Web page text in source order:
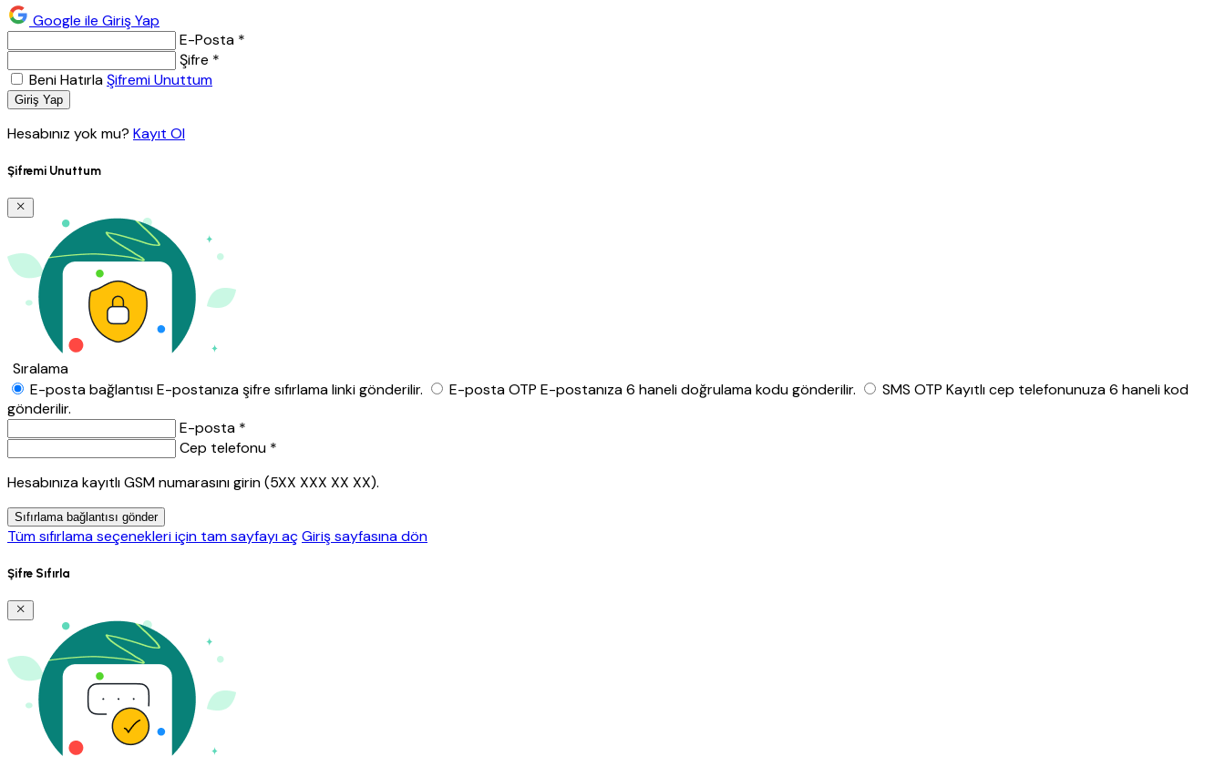
Google ile Giriş Yap
E-Posta *
Şifre *
Beni HatırlaŞifremi Unuttum
Giriş Yap
Hesabınız yok mu? Kayıt Ol
Şifremi Unuttum
E-posta bağlantısıE-postanıza şifre sıfırlama linki gönderilir. E-posta OTP E-postanıza 6 haneli doğrulama kodu gönderilir. SMS OTP Kayıtlı cep telefonunuza 6 haneli kod
gönderilir.
E-posta *
Cep telefonu *
Hesabınıza kayıtlı GSM numarasını girin (5XX XXX XX XX).
Sıfırlama bağlantısı gönder
Tüm sıfırlama seçenekleri için tam sayfayı açGiriş sayfasına dön
Şifre Sıfırla
Sıralama